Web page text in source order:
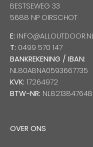
BESTSEWEG 33
5688 NP OIRSCHOT
E:
T: 0499 570 147
BANKREKENING / IBAN:
NL80ABNA0593667735
KVK: 17264972
BTW-NR:
OVER ONS